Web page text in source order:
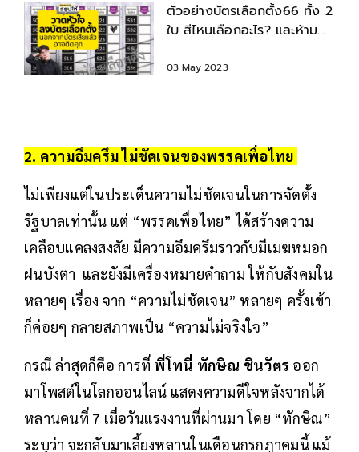
ตัวอย่างบัตรเลือกตั้ง66 ทั้ง 2
ใบ สีไหนเลือกอะไร? และห้ามทำ
03 May 2023
2. ความอึมครึม ไม่ชัดเจนของพรรคเพื่อไทย
ไม่เพียงแต่ในประเด็นความไม่ชัดเจนในการจัดตั้ง
รัฐบาลเท่านั้น แต่ “พรรคเพื่อไทย” ได้สร้างความ
เคลือบแคลงสงสัย มีความอึมครึมราวกับมีเมฆหมอก
ฝนบังตา และยังมีเครื่องหมายคำถาม ให้กับสังคมใน
หลายๆ เรื่อง จาก “ความไม่ชัดเจน” หลายๆ ครั้งเข้า
ก็ค่อยๆ กลายสภาพเป็น “ความไม่จริงใจ”
กรณี ล่าสุดก็คือ การที่ พี่โทนี่ ทักษิณ ชินวัตร ออก
มาโพสต์ในโลกออนไลน์ แสดงความดีใจหลังจากได้
หลานคนที่ 7 เมื่อวันแรงงานที่ผ่านมา โดย “ทักษิณ”
ระบุว่า จะกลับมาเลี้ยงหลานในเดือนกรกฎาคมนี้ แม้